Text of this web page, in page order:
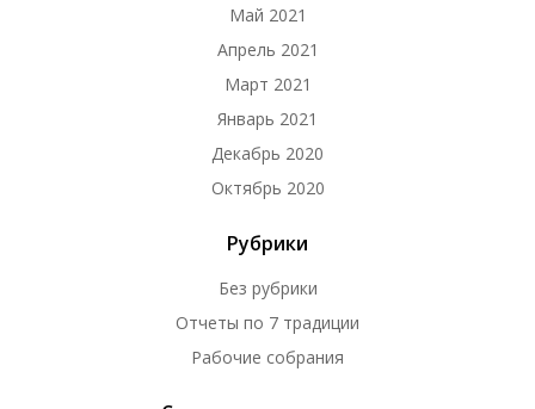
Май 2021
Апрель 2021
Март 2021
Январь 2021
Декабрь 2020
Октябрь 2020
Рубрики
Без рубрики
Отчеты по 7 традиции
Рабочие собрания